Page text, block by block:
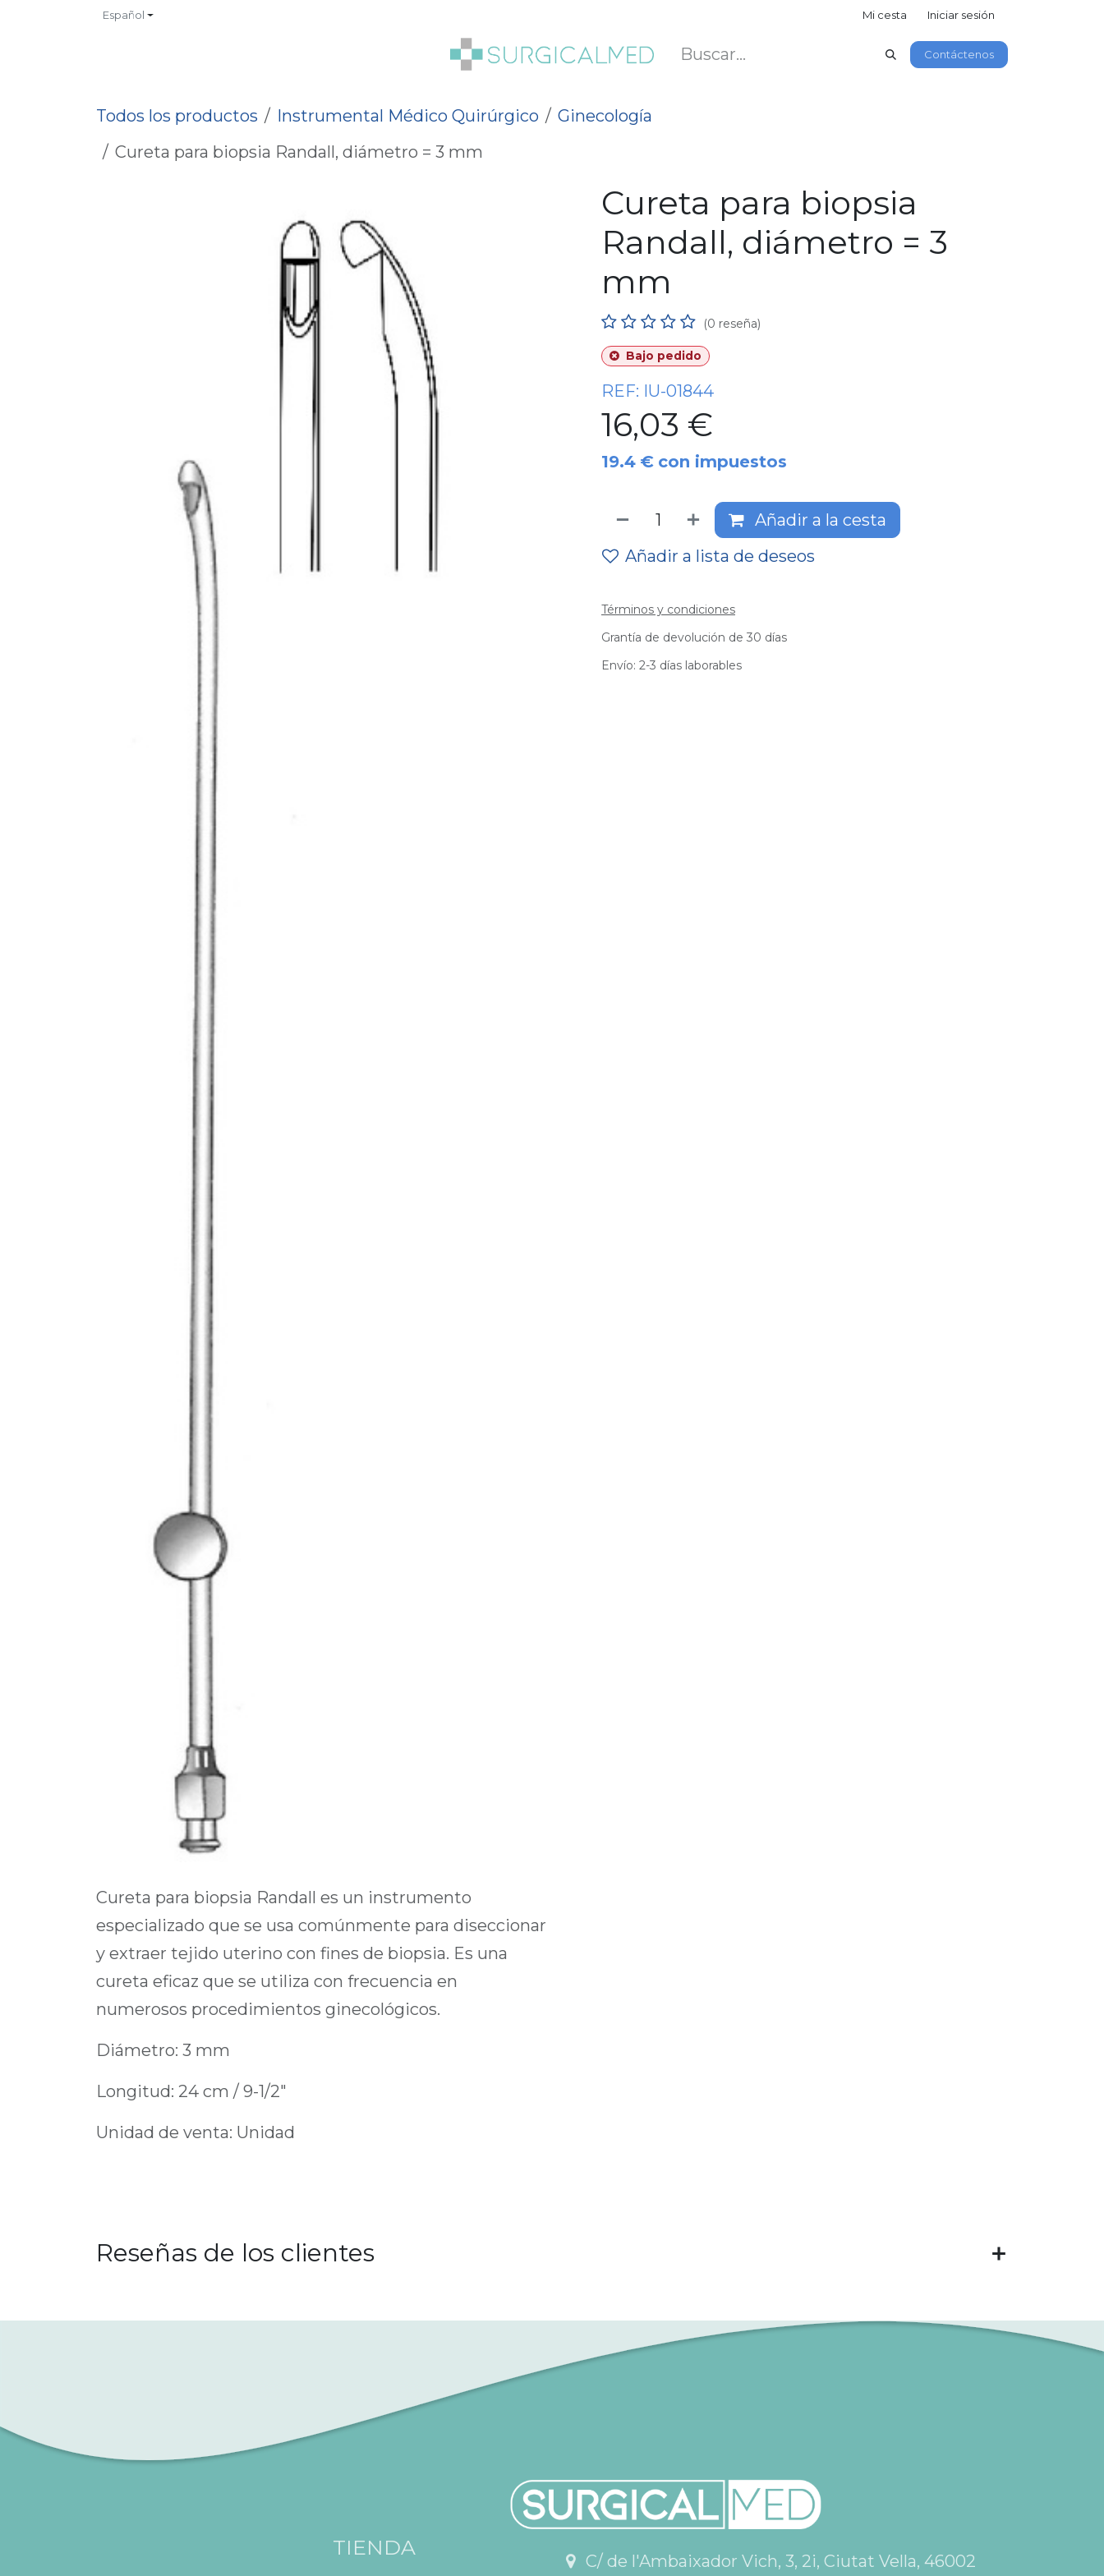
Ir al contenidoEspañol Mi cesta Iniciar sesión
Contáctenos
Todos los productos Instrumental Médico Quirúrgico
Ginecología
Cureta para biopsia Randall, diámetro = 3 mm
Cureta para biopsia Randall es un instrumento
especializado que se usa comúnmente para diseccionar
y extraer tejido uterino con fines de biopsia. Es una
cureta eficaz que se utiliza con frecuencia en
numerosos procedimientos ginecológicos.
Diámetro: 3 mm
Longitud: 24 cm / 9-1/2"
Unidad de venta: Unidad
Cureta para biopsia
Randall, diámetro = 3
mm
(0 reseña)
Bajo pedido
REF: IU-01844
16,03 €
19.4 € con impuestos
Añadir a la cesta
Añadir a lista de deseos
Términos y condiciones
Grantía de devolución de 30 días
Envío: 2-3 días laborables
Reseñas de los clientes
C/ de l'Ambaixador Vich, 3, 2i, Ciutat Vella, 46002
TIENDA